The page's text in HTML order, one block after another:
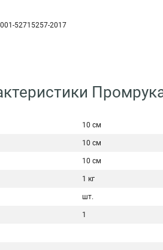
52715257-2017
10 см
10 см
10 см
1 кг
шт.
1